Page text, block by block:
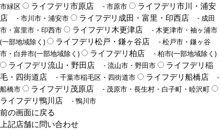
市緑区
ライフデリ市原店 - 市原市
ライフデリ市川・浦安
店
- 市川市・浦安市 ライフデリ成田・富里・印西店
- 成田
市・富里市・印西市
ライフデリ木更津店
- 木更津市・袖ヶ浦市
(一部地域除く)
ライフデリ松戸・鎌ヶ谷店
- 松戸市・鎌ヶ谷
市・白井市(一部地域除く)
ライフデリ柏店 - 柏市(一部地域除く)
ライフデリ流山・野田店 - 流山市・野田市
ライフデリ稲
毛・四街道店
- 千葉市稲毛区・四街道市 ライフデリ船橋店
-
船橋市
ライフデリ茂原店 - 茂原市・長生村・白子町・睦沢町
ライフデリ鴨川店 - 鴨川市
前の画面に戻る
上記店舗に問い合わせ